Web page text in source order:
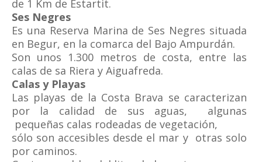
de 1 Km de Estartit.
Ses Negres
Es una Reserva Marina de Ses Negres situada
en Begur, en la comarca del Bajo Ampurdán.
Son unos 1.300 metros de costa, entre las
calas de sa Riera y Aiguafreda.
Calas y Playas
Las playas de la Costa Brava se caracterizan
por la calidad de sus aguas, algunas
pequeñas calas rodeadas de vegetación,
sólo son accesibles desde el mar y otras solo
por caminos.